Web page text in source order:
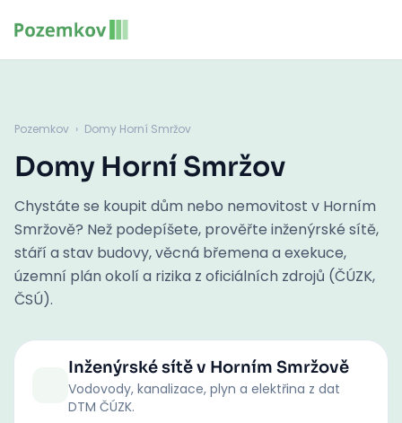
Pozemkov › Domy Horní Smržov
Domy Horní Smržov
Chystáte se koupit dům nebo nemovitost v Horním
Smržově? Než podepíšete, prověřte inženýrské sítě,
stáří a stav budovy, věcná břemena a exekuce,
územní plán okolí a rizika z oficiálních zdrojů (ČÚZK,
ČSÚ).
Inženýrské sítěv Horním Smržově
Vodovody, kanalizace, plyn a elektřina z dat
DTM ČÚZK.